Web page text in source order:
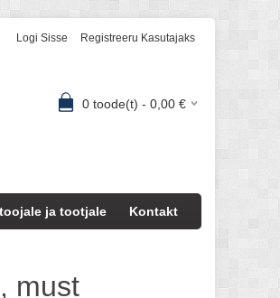
Logi Sisse Registreeru Kasutajaks
0 toode(t) - 0,00 €
ja tootjale Kontakt
must